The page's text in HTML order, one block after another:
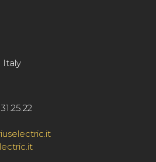
Italy